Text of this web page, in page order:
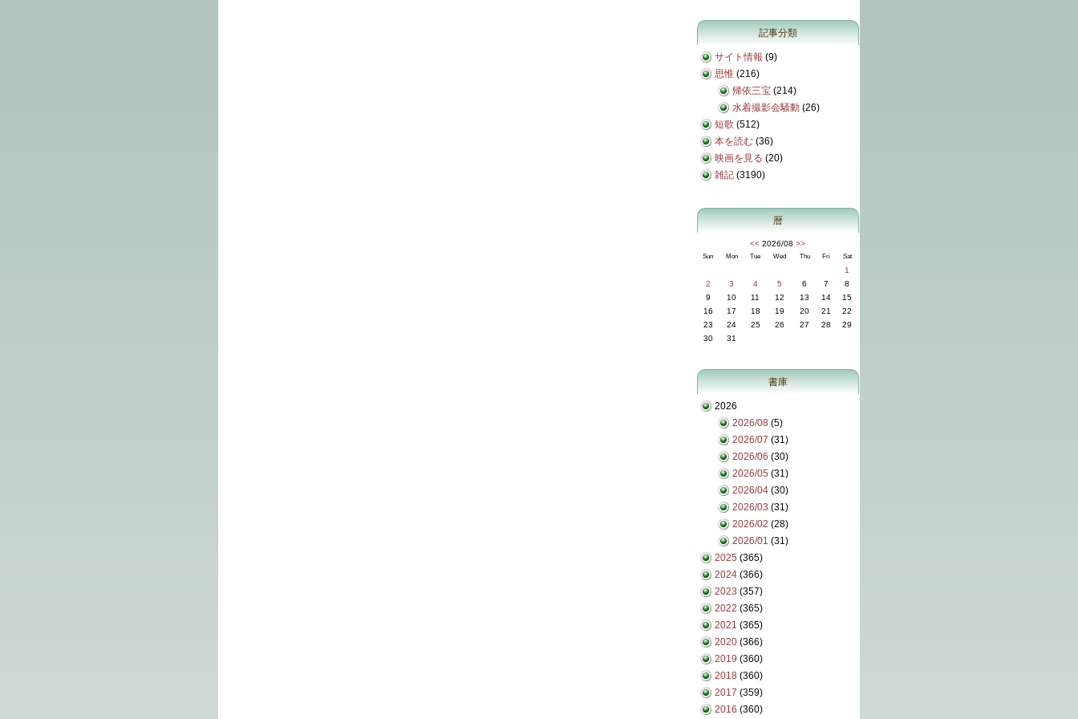
記事分類
サイト情報 (9)
思惟 (216)
帰依三宝 (214)
水着撮影会騒動 (26)
短歌 (512)
本を読む (36)
映画を見る (20)
雑記 (3190)
暦
<< 2026/08 >>
Sun Mon Tue Wed Thu Fri Sat
1
2
3 4 5 6 7
8
9
10 11 12 13 14
15
16
17 18 19 20 21
22
23
24 25 26 27 28
29
30
31
書庫
2026
2026/08 (5)
2026/07 (31)
2026/06 (30)
2026/05 (31)
2026/04 (30)
2026/03 (31)
2026/02 (28)
2026/01 (31)
2025 (365)
2024 (366)
2023 (357)
2022 (365)
2021 (365)
2020 (366)
2019 (360)
2018 (360)
2017 (359)
2016 (360)